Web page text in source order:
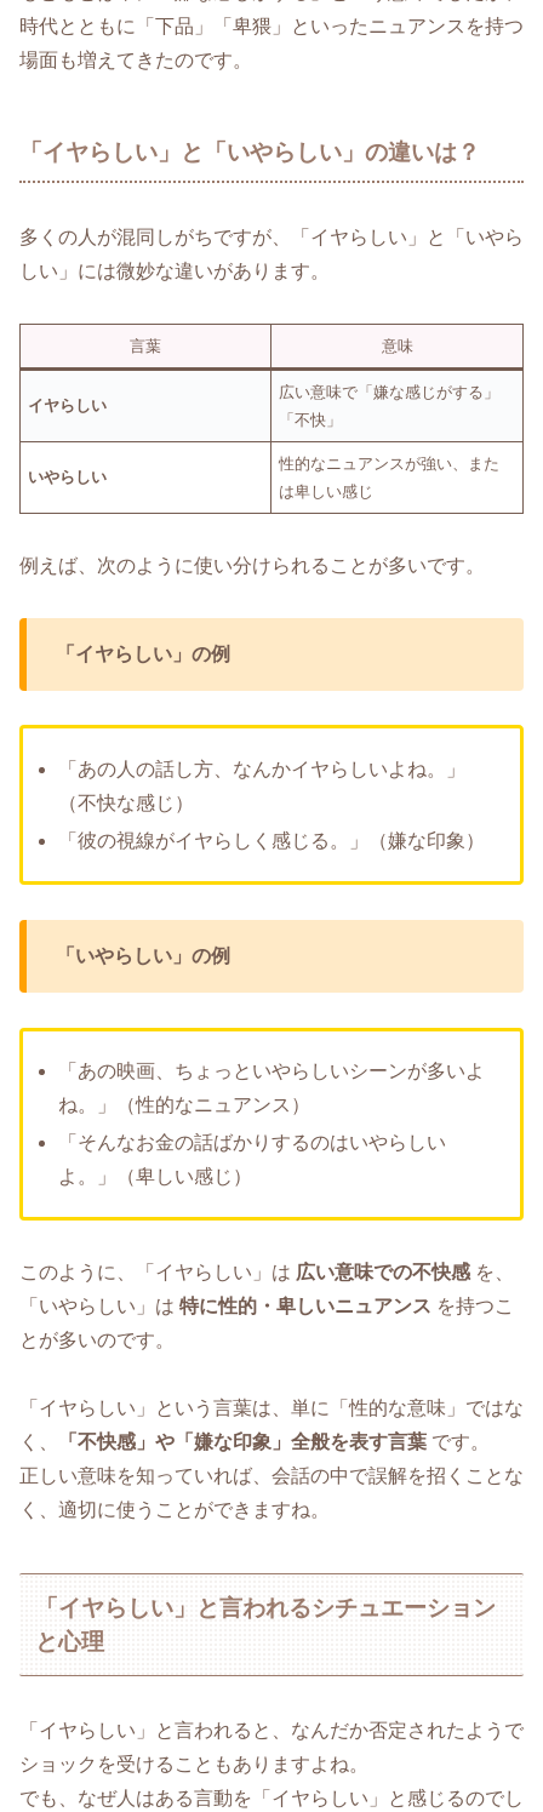
時代とともに「下品」「卑猥」といったニュアンスを持つ
場面も増えてきたのです。
「イヤらしい」と「いやらしい」の違いは？
多くの人が混同しがちですが、「イヤらしい」と「いやら
しい」には微妙な違いがあります。
言葉 意味
イヤらしい
広い意味で「嫌な感じがする」
「不快」
いやらしい
性的なニュアンスが強い、また
は卑しい感じ
例えば、次のように使い分けられることが多いです。
「イヤらしい」の例
「あの人の話し方、なんかイヤらしいよね。」
（不快な感じ）
「彼の視線がイヤらしく感じる。」（嫌な印象）
「いやらしい」の例
「あの映画、ちょっといやらしいシーンが多いよ
ね。」（性的なニュアンス）
「そんなお金の話ばかりするのはいやらしい
よ。」（卑しい感じ）
このように、「イヤらしい」は 広い意味での不快感 を、
「いやらしい」は 特に性的・卑しいニュアンス を持つこ
とが多いのです。
「イヤらしい」という言葉は、単に「性的な意味」ではな
く、
「不快感」や「嫌な印象」全般を表す言葉 です。
正しい意味を知っていれば、会話の中で誤解を招くことな
く、適切に使うことができますね。
「イヤらしい」と言われるシチュエーション
と心理
「イヤらしい」と言われると、なんだか否定されたようで
ショックを受けることもありますよね。
でも、なぜ人はある言動を「イヤらしい」と感じるのでし